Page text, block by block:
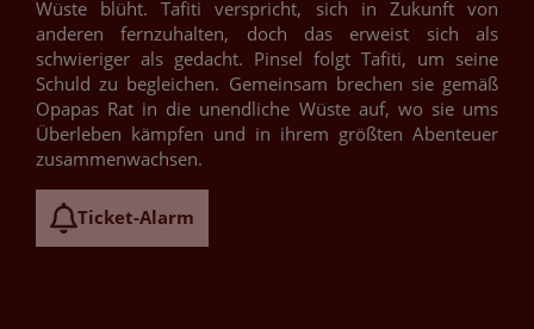
Wüste blüht. Tafiti verspricht, sich in Zukunft von
anderen fernzuhalten, doch das erweist sich als
schwieriger als gedacht. Pinsel folgt Tafiti, um seine
Schuld zu begleichen. Gemeinsam brechen sie gemäß
Opapas Rat in die unendliche Wüste auf, wo sie ums
Überleben kämpfen und in ihrem größten Abenteuer
zusammenwachsen.
Ticket-Alarm